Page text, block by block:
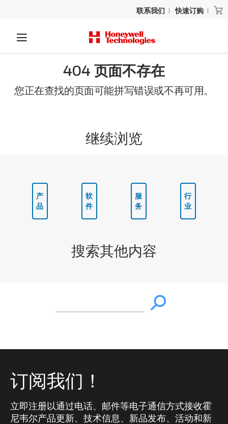
联系我们 快速订购
404 页面不存在
您正在查找的页面可能拼写错误或不再可用。
继续浏览
产
品
软
件
服
务
行
业
搜索其他内容
订阅我们！
立即注册以通过电话、邮件等电子通信方式接收霍
尼韦尔产品更新、技术信息、新品发布、活动和新